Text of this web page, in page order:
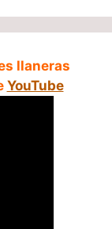
llaneras
YouTube